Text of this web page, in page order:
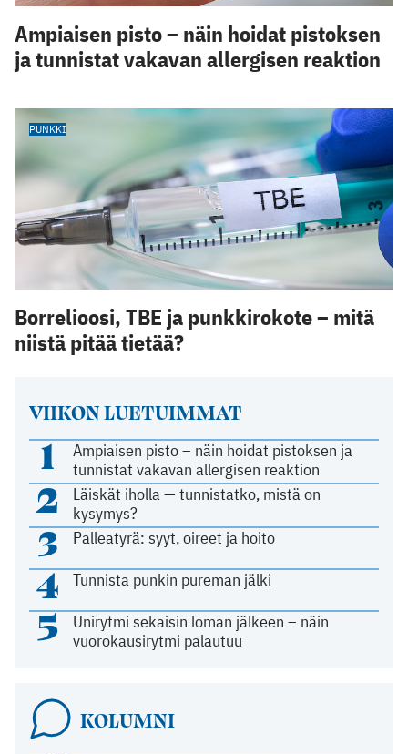
VIIKON LUETUIMMAT
1
Ampiaisen pisto – näin hoidat pistoksen ja
tunnistat vakavan allergisen reaktion
2
Läiskät iholla — tunnistatko, mistä on
kysymys?
3 Palleatyrä: syyt, oireet ja hoito
4 Tunnista punkin pureman jälki
5
Unirytmi sekaisin loman jälkeen – näin
vuorokausirytmi palautuu
KOLUMNI
Ampiaisen pisto – näin hoidat pistoksen
ja tunnistat vakavan allergisen reaktion
PUNKKI
Borrelioosi, TBE ja punkkirokote – mitä
niistä pitää tietää?